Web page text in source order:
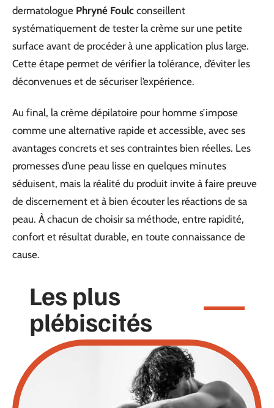
dermatologue Phryné Foulc conseillent
systématiquement de tester la crème sur une petite
surface avant de procéder à une application plus large.
Cette étape permet de vérifier la tolérance, d’éviter les
déconvenues et de sécuriser l’expérience.
Au final, la crème dépilatoire pour homme s’impose
comme une alternative rapide et accessible, avec ses
avantages concrets et ses contraintes bien réelles. Les
promesses d’une peau lisse en quelques minutes
séduisent, mais la réalité du produit invite à faire preuve
de discernement et à bien écouter les réactions de sa
peau. À chacun de choisir sa méthode, entre rapidité,
confort et résultat durable, en toute connaissance de
cause.
Les plus
plébiscités